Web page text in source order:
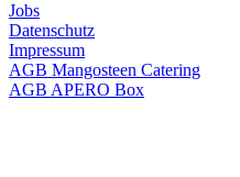
Jobs
Datenschutz
Impressum
AGB Mangosteen Catering
AGB APERO Box